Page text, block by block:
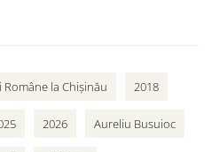
la Chișinău 2018
2026 Aureliu Busuioc